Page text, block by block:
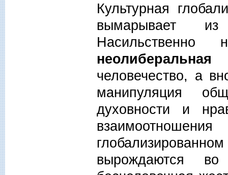
Культурная
вымарывает
Насильственно
человечество, а
манипуляция
духовности и
вырождаются